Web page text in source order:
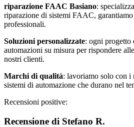
riparazione FAAC Basiano:
riparazione di sistemi FAAC,
professionali.
Soluzioni personalizzate: ogni progetto
automazioni su misura per rispondere
nostri clienti.
Marchi di qualità: lavoriamo solo con i
sistemi di automazione che durano nel
Recensioni positive:
Recensione di Stefano R.